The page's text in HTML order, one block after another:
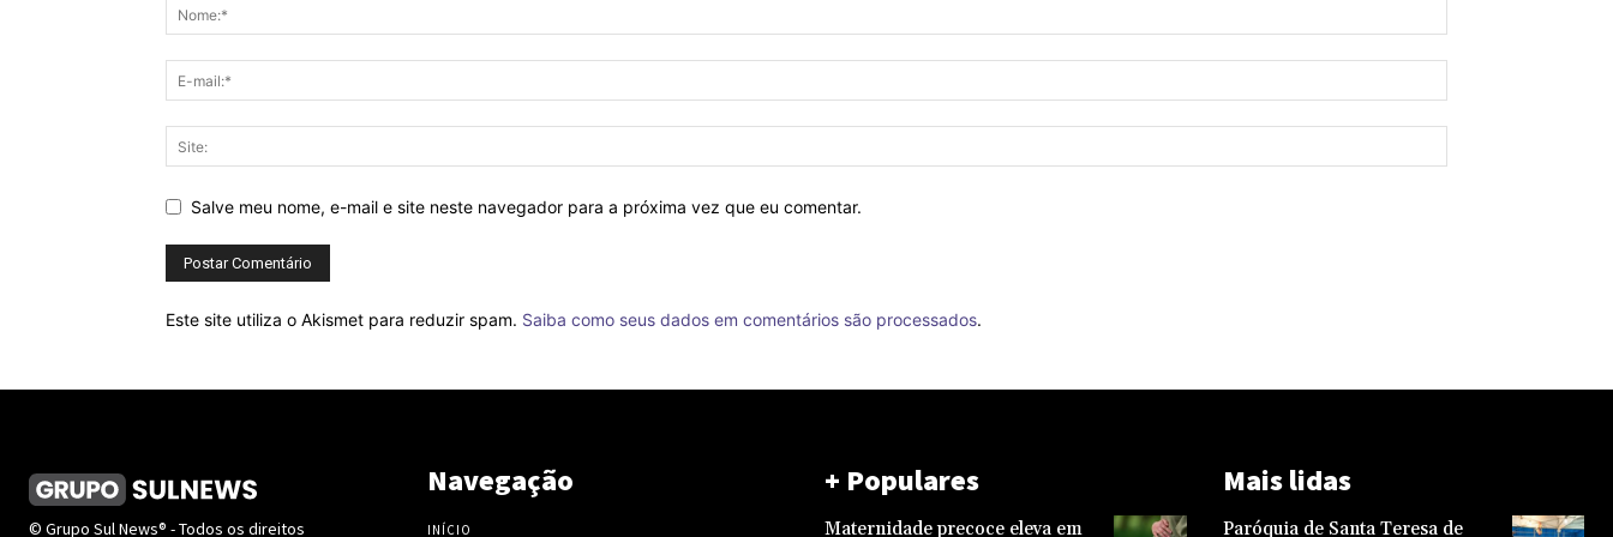
Salve meu nome, e-mail e site neste navegador para a próxima vez que eu comentar.
Este site utiliza o Akismet para reduzir spam. Saiba como seus dados em comentários são processados.
© Grupo Sul News® - Todos os direitos
Navegação
INÍCIO
+ Populares
Maternidade precoce eleva em
Mais lidas
Paróquia de Santa Teresa de